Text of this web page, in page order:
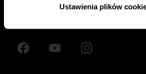
Ustawienia plików